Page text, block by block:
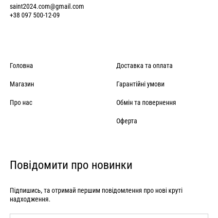
saint2024.com@gmail.com
+38 097 500-12-09
Головна
Магазин
Про нас
Доставка та оплата
Гарантійні умови
Обмін та повернення
Оферта
Повідомити про новинки
Підпишись, та отримай першим повідомлення про нові круті
надходження.